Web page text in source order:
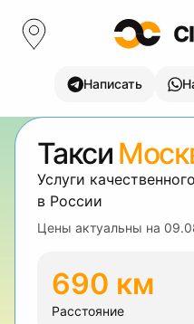
Написать
Такси
Услуги
в России
Цены актуальны на
690 км
Расстояние